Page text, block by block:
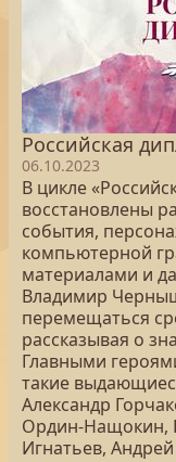
Российская
06.10.2023
В цикле
восстановлены
события,
компьютерной
материалами и
Владимир
перемещаться
рассказывая о
Главными
такие
Александр
Ордин-Нащокин,
Игнатьев,